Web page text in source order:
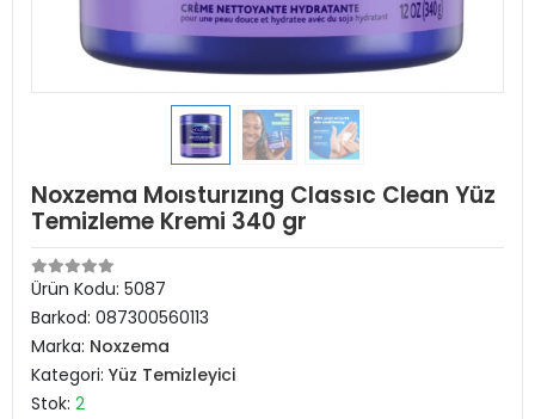
Noxzema Moısturızıng Classıc Clean Yüz
Temizleme Kremi 340 gr
Ürün Kodu: 5087
Barkod: 087300560113
Marka: Noxzema
Kategori: Yüz Temizleyici
Stok: 2